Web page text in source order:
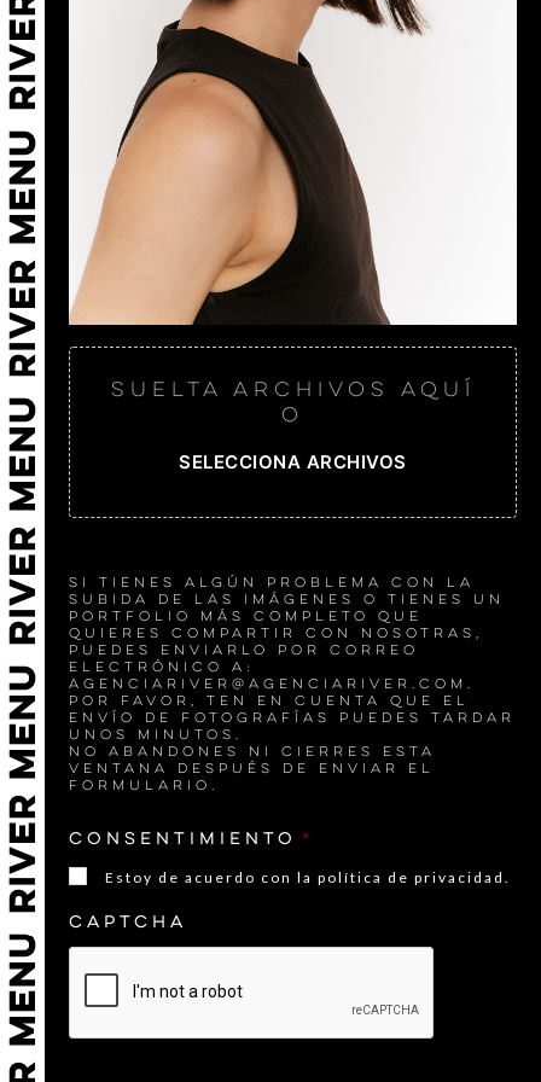
Suelta archivos aquí
o
de
archivos
aceptados:
jpg,
png,
heic,
jpeg.
Si tienes algún problema con la
subida de las imágenes o tienes un
portfolio más completo que
quieres compartir con nosotras,
puedes enviarlo por correo
electrónico a:
agenciariver@agenciariver.com.
Por favor, ten en cuenta que el
envío de fotografías puedes tardar
unos minutos.
No abandones ni cierres esta
ventana después de enviar el
formulario.
Consentimiento *
Estoy de acuerdo con la política de privacidad.
CAPTCHA